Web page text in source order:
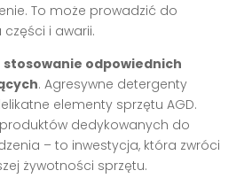
To może prowadzić do
i awarii.
stosowanie odpowiednich
. Agresywne detergenty
elementy sprzętu AGD.
dedykowanych do
– to inwestycja, która zwróci
żywotności sprzętu.